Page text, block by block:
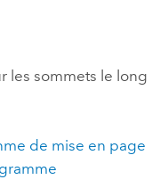
les sommets le long
de mise en page